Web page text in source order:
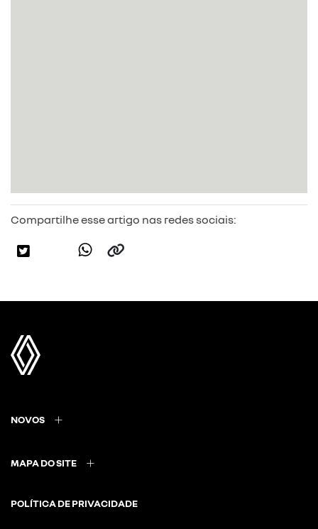
Compartilhe esse artigo nas redes sociais:
NOVOS
MAPA DO SITE
POLÍTICA DE PRIVACIDADE